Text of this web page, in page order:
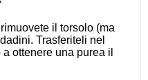
il torsolo (ma
Trasferiteli nel
ottenere una purea il